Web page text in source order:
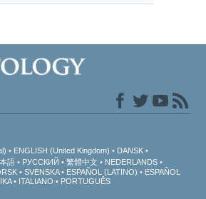
ENGLISH (United Kingdom)
DANSK
語 РУССКИЙ 繁體中文
NEDERLANDS
SVENSKA ESPAÑOL (LATINO)
ESPAÑOL
ITALIANO PORTUGUÊS